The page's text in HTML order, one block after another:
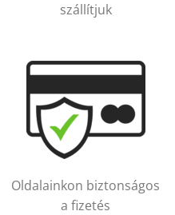
szállítjuk
Oldalainkon biztonságos
a fizetés